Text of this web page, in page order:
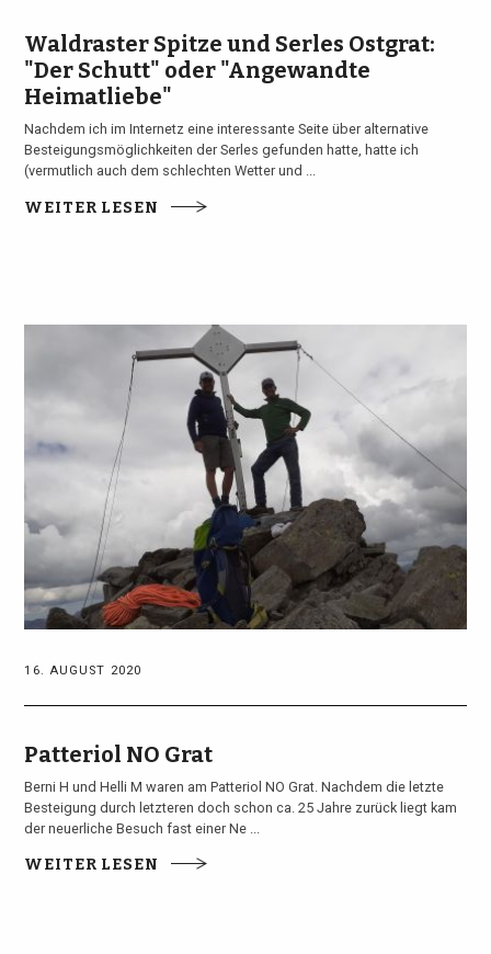
Waldraster Spitze und Serles Ostgrat:
"Der Schutt" oder "Angewandte
Heimatliebe"
Nachdem ich im Internetz eine interessante Seite über alternative
Besteigungsmöglichkeiten der Serles gefunden hatte, hatte ich
(vermutlich auch dem schlechten Wetter und ...
WEITER LESEN
16. AUGUST 2020
Patteriol NO Grat
Berni H und Helli M waren am Patteriol NO Grat. Nachdem die letzte
Besteigung durch letzteren doch schon ca. 25 Jahre zurück liegt kam
der neuerliche Besuch fast einer Ne ...
WEITER LESEN